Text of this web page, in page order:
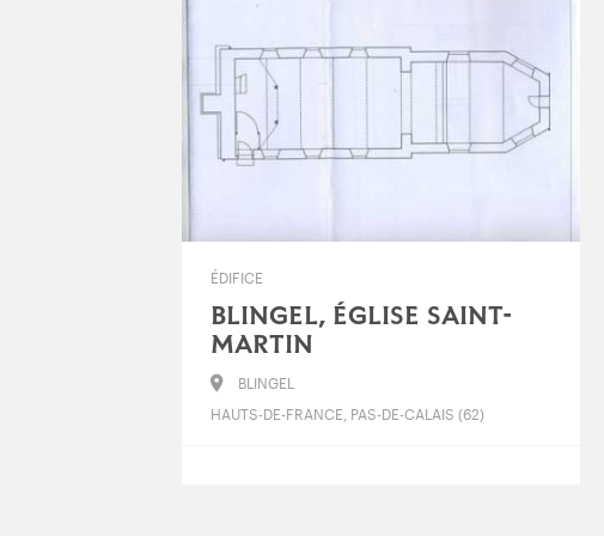
ÉDIFICE
BLINGEL, ÉGLISE SAINT-
MARTIN
BLINGEL
HAUTS-DE-FRANCE, PAS-DE-CALAIS (62)